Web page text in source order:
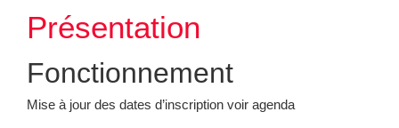
Présentation
Fonctionnement
Mise à jour des dates d’inscription voir agenda